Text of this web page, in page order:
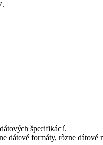
špecifikácií.
dátové formáty, rôzne dátové